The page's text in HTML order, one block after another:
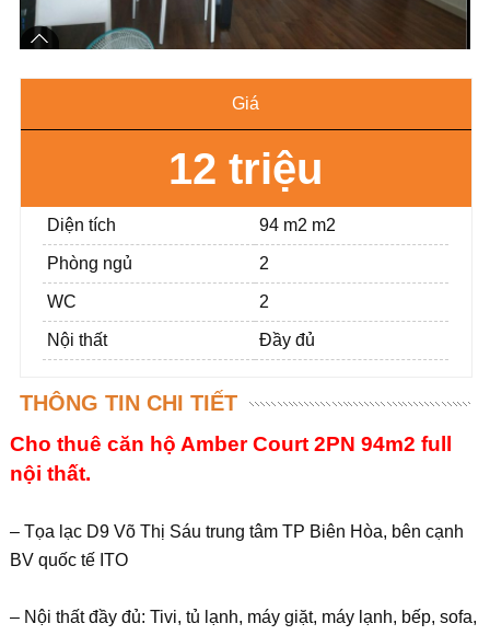
Giá
12 triệu
Diện tích 94 m2 m2
Phòng ngủ 2
WC 2
Nội thất Đầy đủ
THÔNG TIN CHI TIẾT
Cho thuê căn hộ Amber Court 2PN 94m2 full
nội thất.
– Tọa lạc D9 Võ Thị Sáu trung tâm TP Biên Hòa, bên cạnh
BV quốc tế ITO
– Nội thất đầy đủ: Tivi, tủ lạnh, máy giặt, máy lạnh, bếp, sofa,